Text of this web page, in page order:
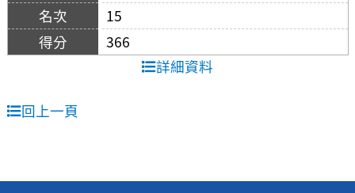
15
366
詳細資料
回上一頁